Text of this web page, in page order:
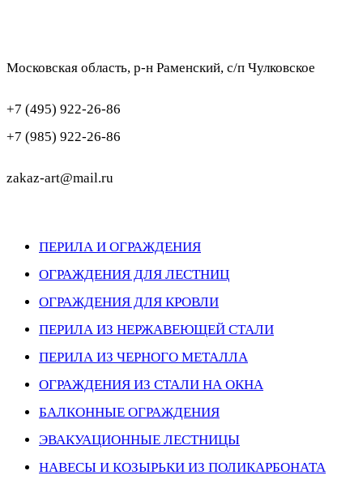
Московская область, р-н Раменский, с/п Чулковское
+7 (495) 922-26-86
+7 (985) 922-26-86
zakaz-art@mail.ru
ПЕРИЛА И ОГРАЖДЕНИЯ
ОГРАЖДЕНИЯ ДЛЯ ЛЕСТНИЦ
ОГРАЖДЕНИЯ ДЛЯ КРОВЛИ
ПЕРИЛА ИЗ НЕРЖАВЕЮЩЕЙ СТАЛИ
ПЕРИЛА ИЗ ЧЕРНОГО МЕТАЛЛА
ОГРАЖДЕНИЯ ИЗ СТАЛИ НА ОКНА
БАЛКОННЫЕ ОГРАЖДЕНИЯ
ЭВАКУАЦИОННЫЕ ЛЕСТНИЦЫ
НАВЕСЫ И КОЗЫРЬКИ ИЗ ПОЛИКАРБОНАТА